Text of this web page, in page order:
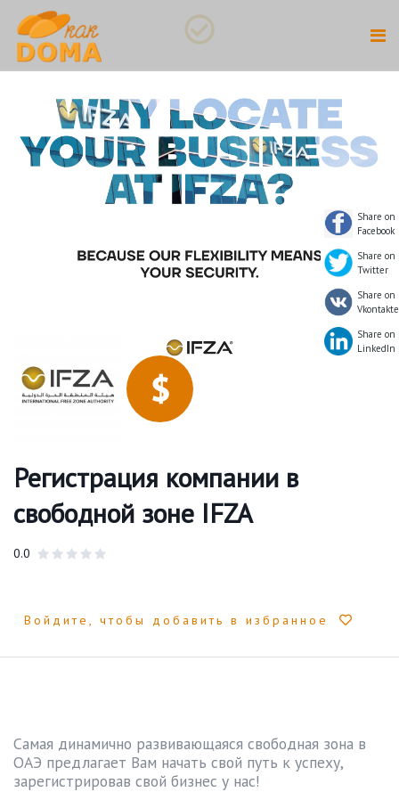
Регистрация компании в
свободной зоне IFZA
0.0
Войдите, чтобы добавить в избранное
Самая динамично развивающаяся свободная зона в
ОАЭ предлагает Вам начать свой путь к успеху,
зарегистрировав свой бизнес у нас!
Share on
Facebook
Share on
Twitter
Share on
Vkontakte
Share on
LinkedIn